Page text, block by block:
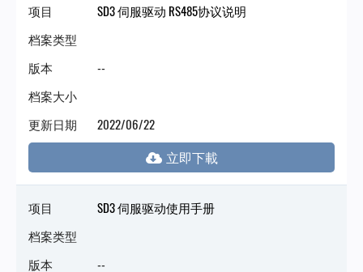
项目
SD3 伺服驱动 RS485协议说明
档案类型
版本
--
档案大小
更新日期
2022/06/22
项目
SD3 伺服驱动使用手册
档案类型
版本
--